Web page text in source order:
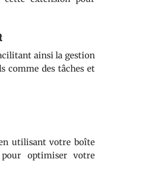
ainsi la gestion
comme des tâches et
utilisant votre boîte
optimiser votre